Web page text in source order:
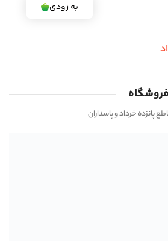
به زودی
پانزده خرداد و پاسداران